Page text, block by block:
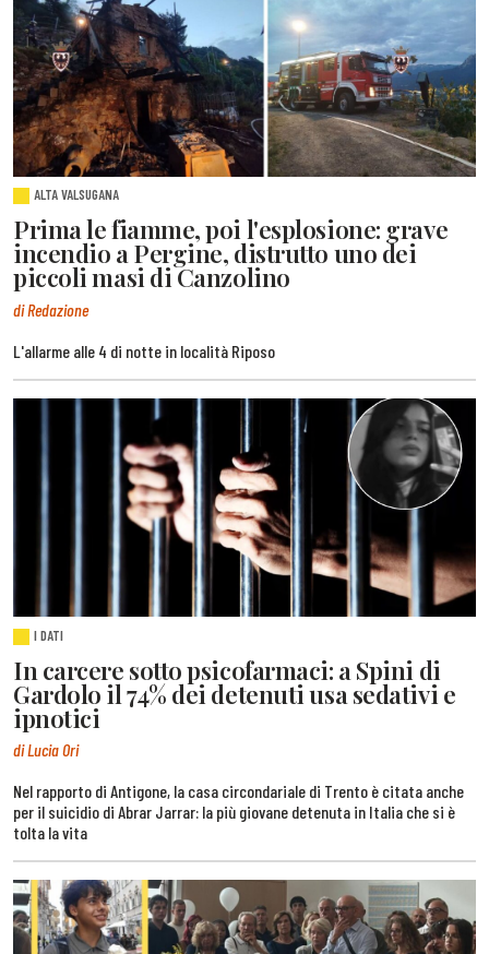
ALTA VALSUGANA
Prima le fiamme, poi l'esplosione: grave
incendio a Pergine, distrutto uno dei
piccoli masi di Canzolino
di Redazione
L'allarme alle 4 di notte in località Riposo
I DATI
In carcere sotto psicofarmaci: a Spini di
Gardolo il 74% dei detenuti usa sedativi e
ipnotici
di Lucia Ori
Nel rapporto di Antigone, la casa circondariale di Trento è citata anche
per il suicidio di Abrar Jarrar: la più giovane detenuta in Italia che si è
tolta la vita